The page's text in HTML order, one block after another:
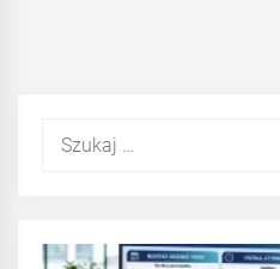
Szukaj: